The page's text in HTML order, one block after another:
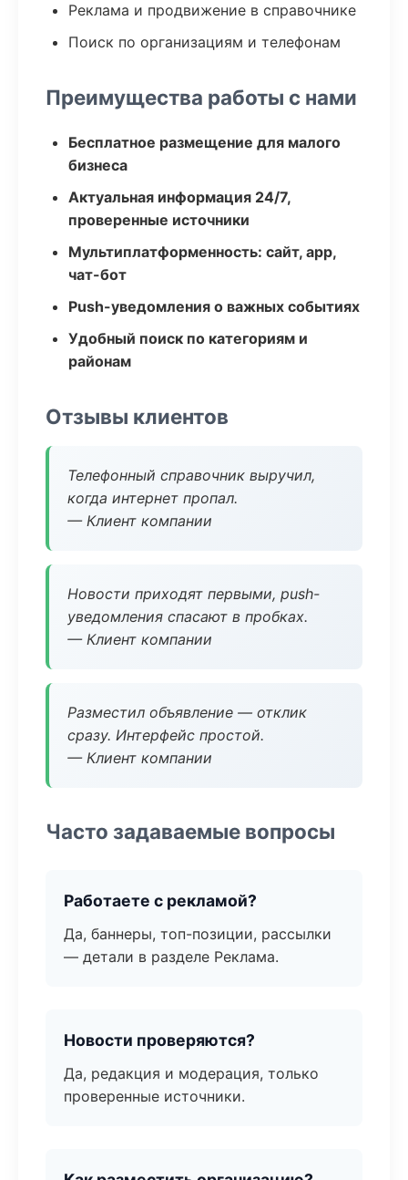
Реклама и продвижение в справочнике
Поиск по организациям и телефонам
Преимущества работы с нами
Бесплатное размещение для малого
бизнеса
Актуальная информация 24/7,
проверенные источники
Мультиплатформенность: сайт, app,
чат-бот
Push-уведомления о важных событиях
Удобный поиск по категориям и
районам
Отзывы клиентов
Телефонный справочник выручил,
когда интернет пропал.
— Клиент компании
Новости приходят первыми, push-
уведомления спасают в пробках.
— Клиент компании
Разместил объявление — отклик
сразу. Интерфейс простой.
— Клиент компании
Часто задаваемые вопросы
Работаете с рекламой?
Да, баннеры, топ-позиции, рассылки
— детали в разделе Реклама.
Новости проверяются?
Да, редакция и модерация, только
проверенные источники.